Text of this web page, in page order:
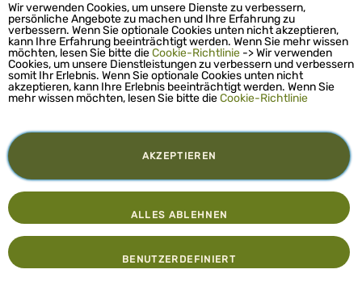
Wir verwenden Cookies, um unsere Dienste zu verbessern,
persönliche Angebote zu machen und Ihre Erfahrung zu
verbessern. Wenn Sie optionale Cookies unten nicht akzeptieren,
kann Ihre Erfahrung beeinträchtigt werden. Wenn Sie mehr wissen
möchten, lesen Sie bitte dieCookie-Richtlinie -> Wir verwenden
Cookies, um unsere Dienstleistungen zu verbessern und verbessern
somit Ihr Erlebnis. Wenn Sie optionale Cookies unten nicht
akzeptieren, kann Ihre Erlebnis beeinträchtigt werden. Wenn Sie
mehr wissen möchten, lesen Sie bitte dieCookie-Richtlinie
AKZEPTIEREN
BENUTZERDEFINIERT
ALLES ABLEHNEN